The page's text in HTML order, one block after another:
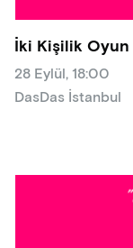
İki Kişilik Oyun
28 Eylül, 18:00
DasDas İstanbul